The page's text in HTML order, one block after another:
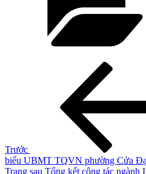
Trước
biểu UBMT TQVN phường Cửa
Bài
Trang sau Tổng kết công tác